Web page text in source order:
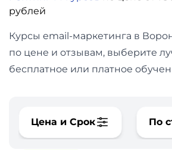
рублей
Курсы email-маркетинга в
по цене и отзывам, выберите
бесплатное или платное
Цена и Срок По
финансы
Дизайн
Аналитика
фото,
аудио